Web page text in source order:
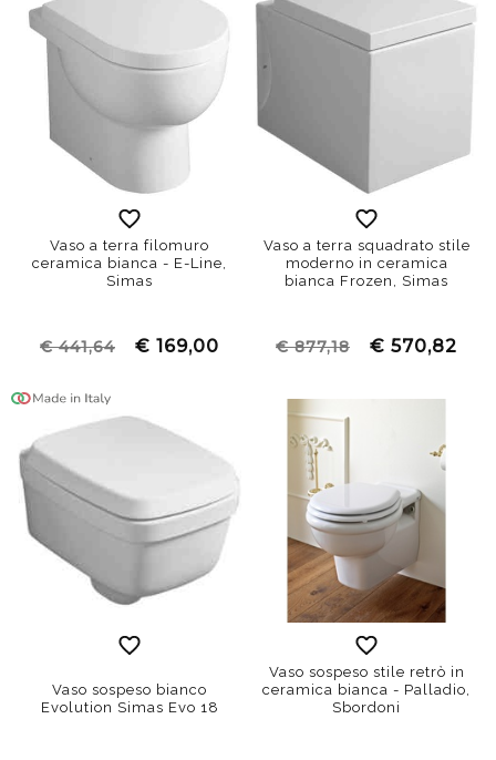
Vaso a terra filomuro
ceramica bianca - E-Line,
Simas
€ 441,64 € 169,00
Vaso a terra squadrato stile
moderno in ceramica
bianca Frozen, Simas
€ 877,18 € 570,82
Vaso sospeso bianco
Evolution Simas Evo 18
Vaso sospeso stile retrò in
ceramica bianca - Palladio,
Sbordoni